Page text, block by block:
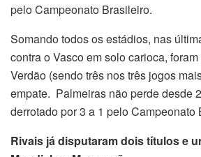
pelo Campeonato Brasileiro.
Somando todos os estádios, nas
contra o Vasco em solo carioca,
Verdão (sendo três nos três jogos
empate. Palmeiras não perde desde
derrotado por 3 a 1 pelo Campeonato
Rivais já disputaram dois títulos e